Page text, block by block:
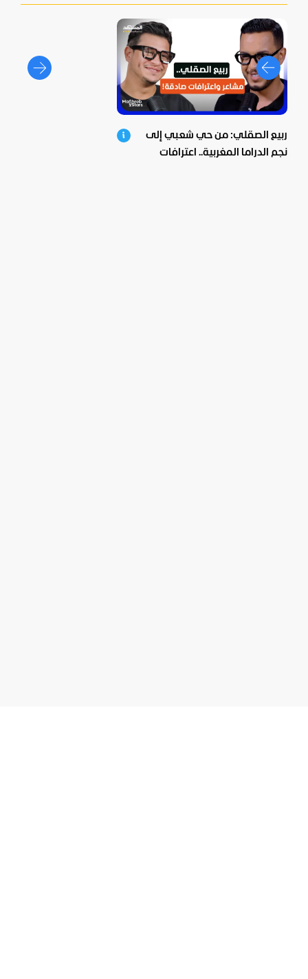
ربيع الصقلي: من حي شعبي إلى
نجم الدراما المغربية.. اعترافات